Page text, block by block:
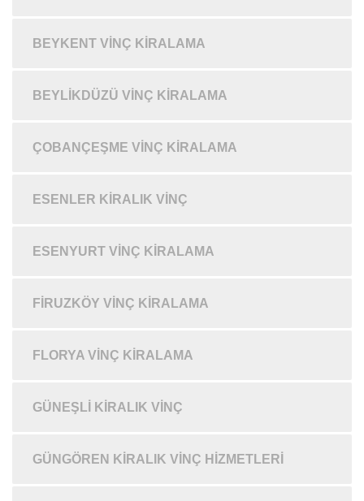
BEYKENT VINÇ KIRALAMA
BEYLIKDÜZÜ VINÇ KIRALAMA
ÇOBANÇEŞME VINÇ KIRALAMA
ESENLER KIRALIK VINÇ
ESENYURT VINÇ KIRALAMA
FIRUZKÖY VINÇ KIRALAMA
FLORYA VINÇ KIRALAMA
GÜNEŞLI KIRALIK VINÇ
GÜNGÖREN KIRALIK VINÇ HIZMETLERI